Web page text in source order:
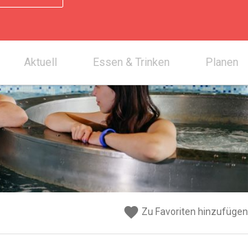
Aktuell Essen & Trinken Planen
chevron_right
favorite Zu Favoriten hinzufügen
favorite Zu Favoriten hinzufügen
favorite Zu Favoriten hinzufügen
favorite Zu Favoriten hinzufügen
favorite Zu Favoriten hinzufügen
favorite Zu Favoriten hinzufügen